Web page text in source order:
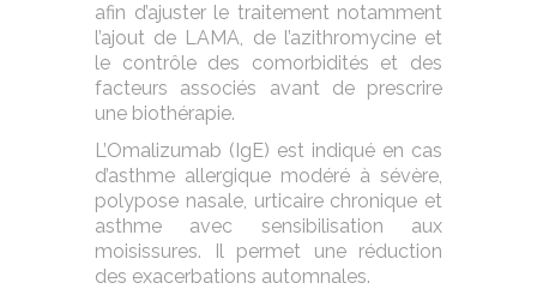
afin d’ajuster le traitement notamment
l’ajout de LAMA, de l’azithromycine et
le contrôle des comorbidités et des
facteurs associés avant de prescrire
une biothérapie.
L’Omalizumab (IgE) est indiqué en cas
d’asthme allergique modéré à sévère,
polypose nasale, urticaire chronique et
asthme avec sensibilisation aux
moisissures. Il permet une réduction
des exacerbations automnales.